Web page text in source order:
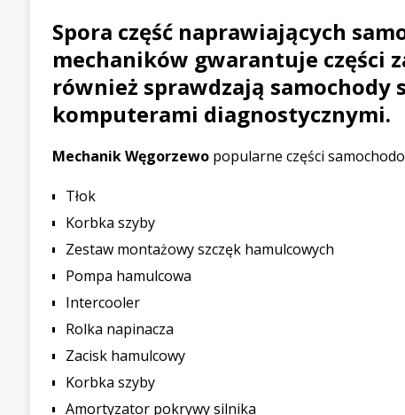
Spora część naprawiających
mechaników gwarantuje części
również sprawdzają samochody
komputerami diagnostycznymi.
Mechanik Węgorzewopopularne części
Tłok
Korbka szyby
Zestaw montażowy szczęk hamulcowych
Pompa hamulcowa
Intercooler
Rolka napinacza
Zacisk hamulcowy
Korbka szyby
Amortyzator pokrywy silnika